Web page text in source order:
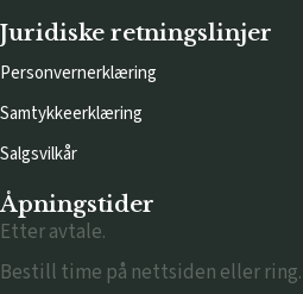
Juridiske retningslinjer
Personvernerklæring
Samtykkeerklæring
Salgsvilkår
Åpningstider
Etter avtale.
Bestill time på nettsiden eller ring.